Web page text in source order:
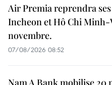
Air Premia reprendra
Incheon et Hô Chi Minh-
novembre.
07/08/2026 08:52
Nam A Bank mobilise 20